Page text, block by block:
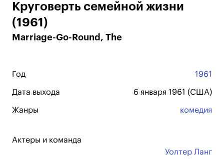
Круговерть семейной жизни
(1961)
Marriage-Go-Round, The
Год 1961
Дата выхода 6 января 1961 (США)
Жанры комедия
Актеры и команда
Уолтер Ланг